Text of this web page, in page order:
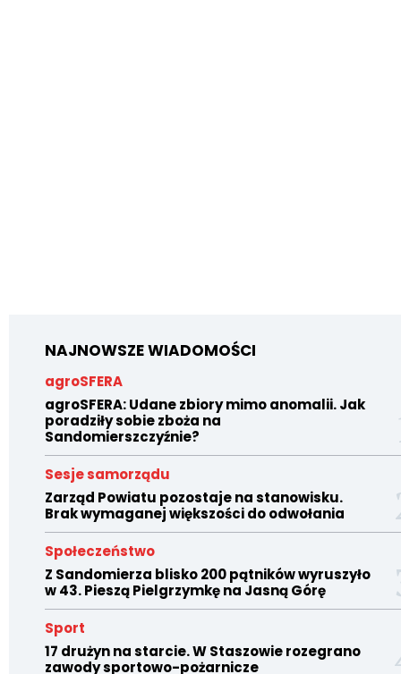
NAJNOWSZE WIADOMOŚCI
agroSFERA
agroSFERA: Udane zbiory mimo anomalii. Jak
poradziły sobie zboża na
Sandomierszczyźnie?
Sesje samorządu
Zarząd Powiatu pozostaje na stanowisku.
Brak wymaganej większości do odwołania
Społeczeństwo
Z Sandomierza blisko 200 pątników wyruszyło
w 43. Pieszą Pielgrzymkę na Jasną Górę
Sport
17 drużyn na starcie. W Staszowie rozegrano
zawody sportowo-pożarnicze